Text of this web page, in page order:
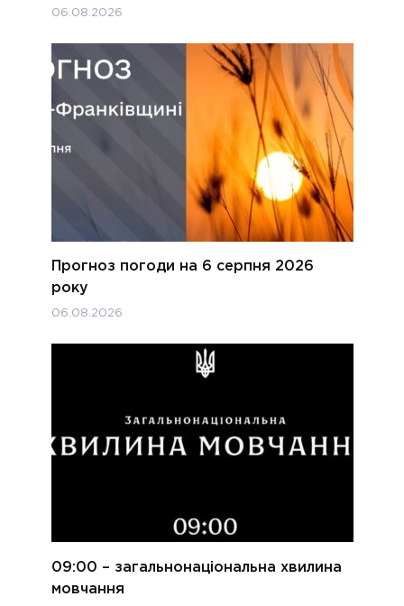
06.08.2026
Прогноз погоди на 6 серпня 2026
року
06.08.2026
09:00 – загальнонаціональна хвилина
мовчання